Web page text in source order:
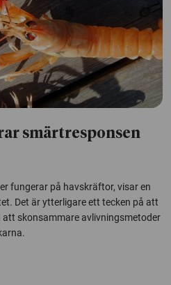
smärtresponsen
fungerar på havskräftor, visar en
Det är ytterligare ett tecken på att
skonsammare avlivningsmetoder